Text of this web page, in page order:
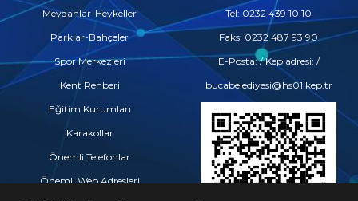
Meydanlar-Heykeller
Parklar-Bahçeler
Spor Merkezleri
Kent Rehberi
Eğitim Kurumları
Karakollar
Önemli Telefonlar
Önemli Web Adresleri
Tel: 0232 439 10 10
Faks: 0232 487 93 90
E-Posta: / Kep adresi: /
bucabelediyesi@hs01.kep.tr